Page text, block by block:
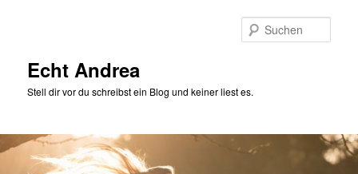
Echt Andrea
Stell dir vor du schreibst ein Blog und keiner liest es.